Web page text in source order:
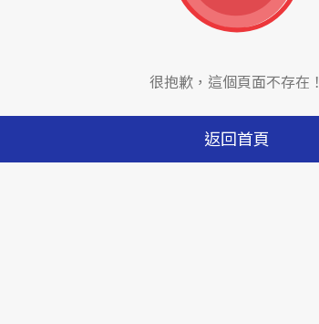
很抱歉，這個頁面不存在！
返回首頁